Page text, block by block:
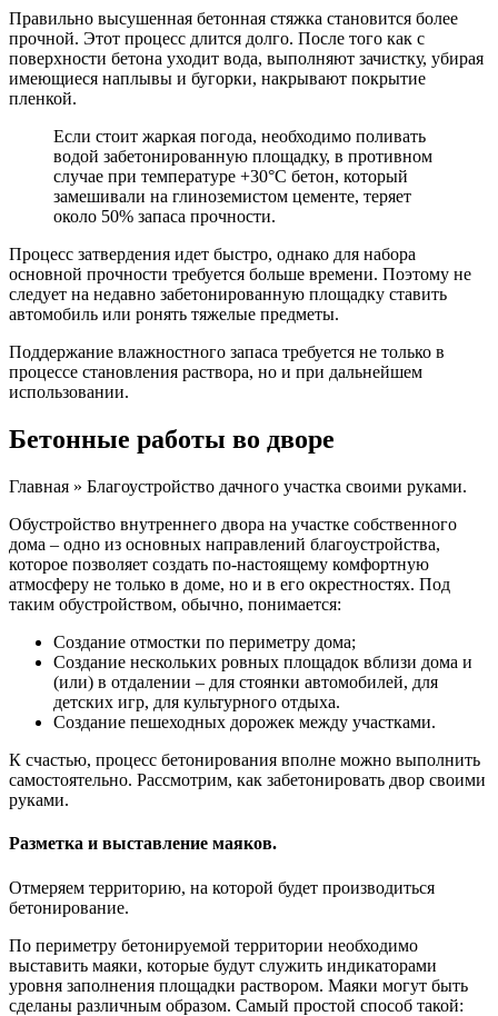
Правильно высушенная бетонная стяжка становится более
прочной. Этот процесс длится долго. После того как с
поверхности бетона уходит вода, выполняют зачистку, убирая
имеющиеся наплывы и бугорки, накрывают покрытие
пленкой.
Если стоит жаркая погода, необходимо поливать
водой забетонированную площадку, в противном
случае при температуре +30°С бетон, который
замешивали на глиноземистом цементе, теряет
около 50% запаса прочности.
Процесс затвердения идет быстро, однако для набора
основной прочности требуется больше времени. Поэтому не
следует на недавно забетонированную площадку ставить
автомобиль или ронять тяжелые предметы.
Поддержание влажностного запаса требуется не только в
процессе становления раствора, но и при дальнейшем
использовании.
Бетонные работы во дворе
Главная » Благоустройство дачного участка своими руками.
Обустройство внутреннего двора на участке собственного
дома – одно из основных направлений благоустройства,
которое позволяет создать по-настоящему комфортную
атмосферу не только в доме, но и в его окрестностях. Под
таким обустройством, обычно, понимается:
Создание отмостки по периметру дома;
Создание нескольких ровных площадок вблизи дома и
(или) в отдалении – для стоянки автомобилей, для
детских игр, для культурного отдыха.
Создание пешеходных дорожек между участками.
К счастью, процесс бетонирования вполне можно выполнить
самостоятельно. Рассмотрим, как забетонировать двор своими
руками.
Разметка и выставление маяков.
Отмеряем территорию, на которой будет производиться
бетонирование.
По периметру бетонируемой территории необходимо
выставить маяки, которые будут служить индикаторами
уровня заполнения площадки раствором. Маяки могут быть
сделаны различным образом. Самый простой способ такой: